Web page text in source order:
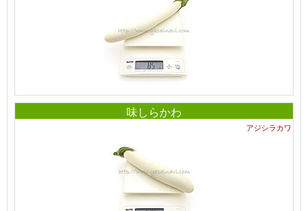
味しらかわ
アジシラカワ